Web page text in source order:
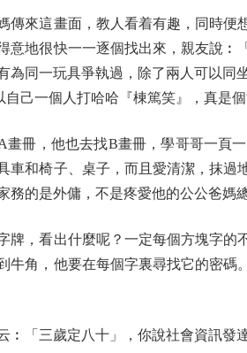
來這畫面，教人看着有趣，同時便
意地很快一一逐個找出來，親友說
為同一玩具爭執過，除了兩人可以
自己一個人打哈哈『棟篤笑』，真是個
，他也去找B畫冊，學哥哥一頁一
車和椅子、桌子，而且愛清潔，抹
務的是外傭，不是疼愛他的公公爸媽
，看出什麼呢？一定每個方塊字的不
牛角，他要在每個字裏尋找它的密
「三歲定八十」，你說社會資訊發